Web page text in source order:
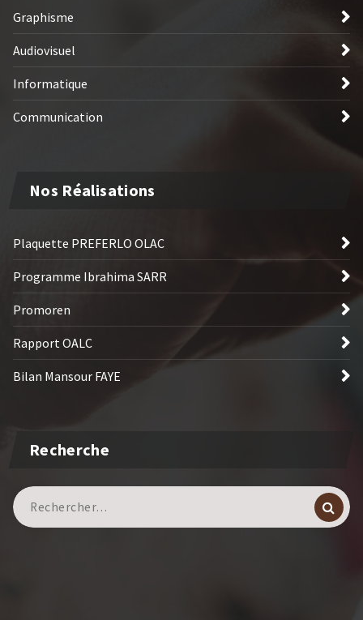
Graphisme
Audiovisuel
Informatique
Communication
Nos Réalisations
Plaquette PREFERLO OLAC
Programme Ibrahima SARR
Promoren
Rapport OALC
Bilan Mansour FAYE
Recherche
Recherche
pour :